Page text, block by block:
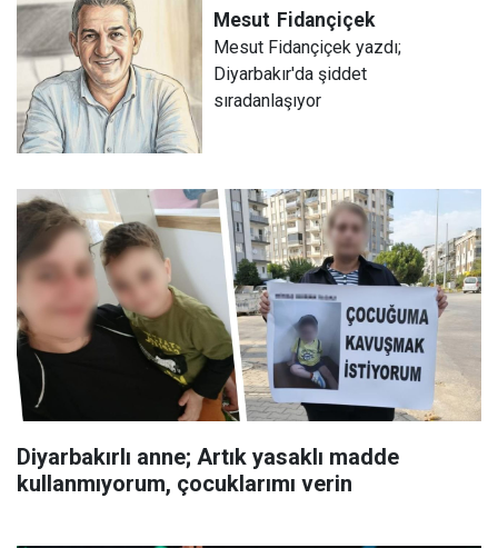
Mesut Fidançiçek
Mesut Fidançiçek yazdı;
Diyarbakır'da şiddet
sıradanlaşıyor
Diyarbakırlı anne; Artık yasaklı madde
kullanmıyorum, çocuklarımı verin